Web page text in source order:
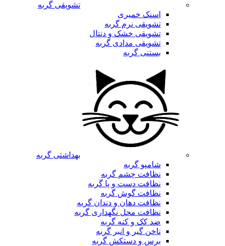
تشویقی گربه
اسنک خمیری
تشویقی نرم گربه
تشویقی خشک و دنتال
تشویقی مدادی گربه
بستنی گربه
بهداشتی گربه
شامپو گربه
نظافت چشم گربه
نظافت دست و پا گربه
نظافت گوش گربه
نظافت دهان و دندان گربه
نظافت محل نگهداری گربه
ضد کک و کنه گربه
ناخن گیر و انبر گربه
برس و دستکش گربه